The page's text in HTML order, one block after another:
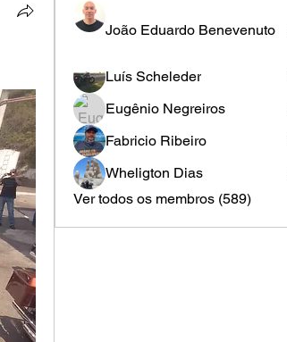
João Eduardo Benevenuto
Luís Scheleder
Eugênio Negreiros
Fabricio Ribeiro
Wheligton Dias
Ver todos os membros (589)